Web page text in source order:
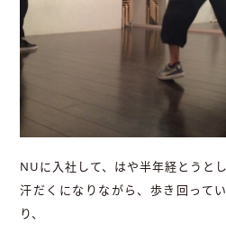
NUに入社して、はや半年経とうとし
汗だくになりながら、歩き回って
り、